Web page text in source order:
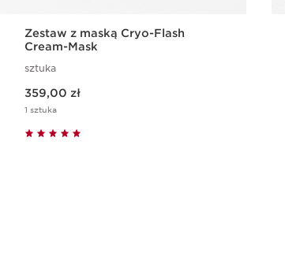
Zestaw z maską Cryo-Flash
Cream-Mask
sztuka
359,00 zł
1 sztuka